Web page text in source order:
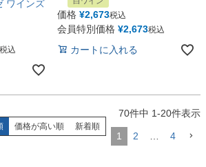
ワインズ
税込
価格 ¥2,673税込
会員特別価格 ¥2,673税込
カートに入れる
価格が高い順 新着順
70件中 1-20件表示
1 2 4